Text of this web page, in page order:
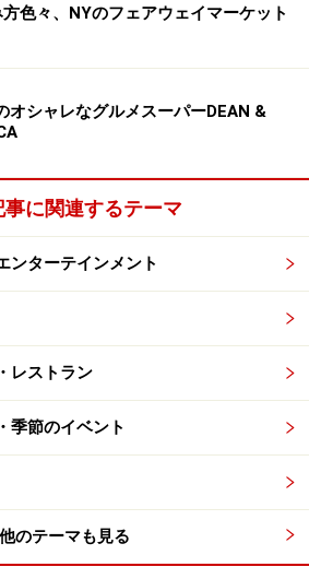
『ピザも美味しいけど、何より店
ャス！』って書いたら、数日後に
、イェルプに俺のコト書いただ
ったの」と会員のミーガンさんが
ン側もこの影響力抜群のイェルプ
ジャーナリストよりも、ギャグを
ェルパーたちなのかもしれない。
気の和のエッセンス
満点！ B級グルメ散歩
爆発！「博多 一風堂」
色々、NYのフェアウェイマーケット
オシャレなグルメスーパーDEAN &
事に関連するテーマ
ンターテインメント
レストラン
季節のイベント
他のテーマも見る